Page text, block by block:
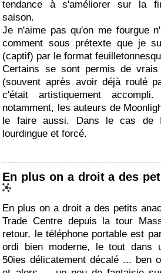
tendance à s'améliorer sur la
saison.
Je n'aime pas qu'on me fourgue
comment sous prétexte que je
(captif) par le format
Certains se sont permis de
(souvent après avoir déjà roulé
c'était artistiquement
notamment, les auteurs de
le faire aussi. Dans le cas de
lourdingue et forcé.
En plus on a droit a des
En plus on a droit a des petits
Trade Centre depuis la tour
retour, le téléphone portable est
ordi bien moderne, le tout dans
50ies délicatement décalé ... ben